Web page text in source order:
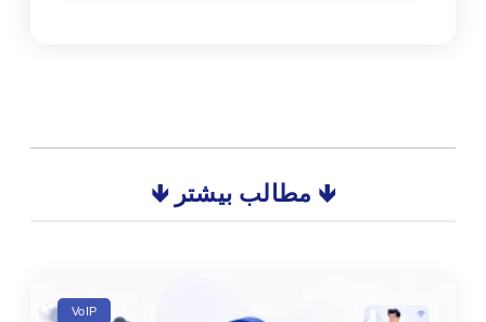
🡻 مطالب بیشتر 🡻
VoIP